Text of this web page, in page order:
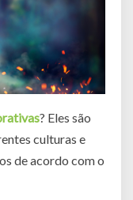
? Eles são
culturas e
de acordo com o